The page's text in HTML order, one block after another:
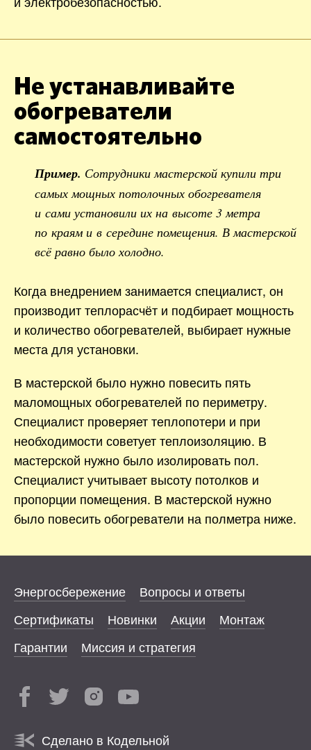
Не устанавливайте
обогреватели
самостоятельно
Пример. Сотрудники мастерской купили три
самых мощных потолочных обогревателя
и сами установили их на высоте 3 метра
по краям и в середине помещения. В мастерской
всё равно было холодно.
Когда внедрением занимается специалист, он
производит теплорасчёт и подбирает мощность
и количество обогревателей, выбирает нужные
места для установки.
В мастерской было нужно повесить пять
маломощных обогревателей по периметру.
Специалист проверяет теплопотери и при
необходимости советует теплоизоляцию. В
мастерской нужно было изолировать пол.
Специалист учитывает высоту потолков и
пропорции помещения. В мастерской нужно
было повесить обогреватели на полметра ниже.
Энергосбережение
Вопросы и ответы
Сертификаты
Новинки Акции
Монтаж
Гарантии
Миссия и стратегия
Сделано в Кодельной